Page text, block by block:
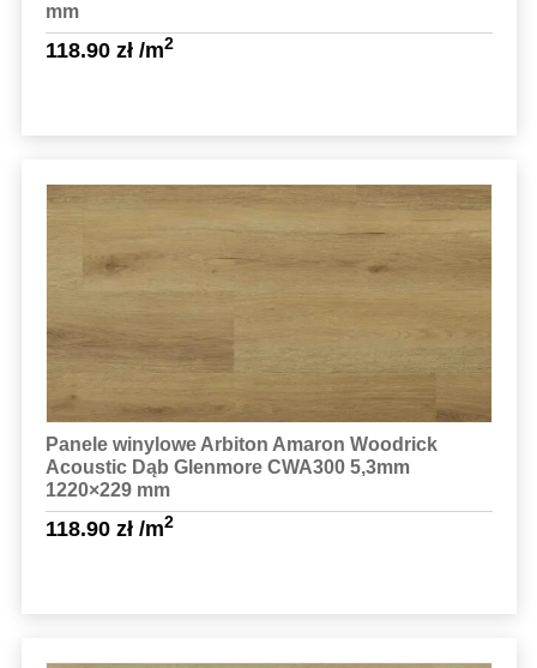
mm
118.90 zł/m2
Sprawdź szczegóły
Panele winylowe Arbiton Amaron Woodrick
Acoustic Dąb Glenmore CWA300 5,3mm
1220×229 mm
118.90 zł/m2